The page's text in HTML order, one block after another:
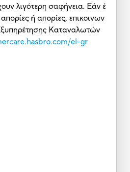
λιγότερη σαφήνεια. Εάν έ
ή απορίες, επικοινων
Καταναλωτών
el-gr